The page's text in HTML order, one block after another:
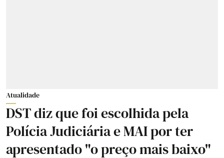
Atualidade
DST diz que foi escolhida pela
Polícia Judiciária e MAI por ter
apresentado "o preço mais baixo"